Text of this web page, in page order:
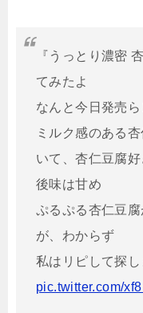
『うっとり濃密
てみたよ
なんと今日発売
ミルク感のある
いて、杏仁豆腐
後味は甘め
ぷるぷる杏仁豆
が、わからず
私はリピして探
pic.twitter.com/